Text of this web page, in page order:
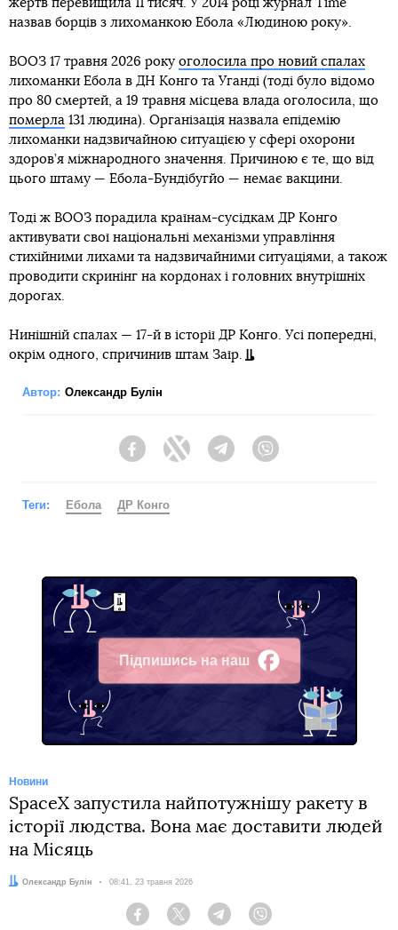
жертв перевищила 11 тисяч. У 2014 році журнал Time
назвав борців з лихоманкою Ебола «Людиною року».
ВООЗ 17 травня 2026 року оголосила про новий спалах
лихоманки Ебола в ДH Конго та Уганді (тоді було відомо
про 80 смертей, а 19 травня місцева влада оголосила, що
померла 131 людина). Організація назвала епідемію
лихоманки надзвичайною ситуацією у сфері охорони
здоров’я міжнародного значення. Причиною є те, що від
цього штаму — Ебола-Бундібугйо — немає вакцини.
Тоді ж ВООЗ порадила країнам-сусідкам ДР Конго
активувати свої національні механізми управління
стихійними лихами та надзвичайними ситуаціями, а також
проводити скринінг на кордонах і головних внутрішніх
дорогах.
Нинішній спалах — 17-й в історії ДР Конго. Усі попередні,
окрім одного, спричинив штам Заїр.
Автор: Олександр Булін
FacebookTwitter Telegram
Теги: Ебола ДР Конго
Підпишись на наш
Facebook
Новини
SpaceX запустила найпотужнішу ракету в
історії людства. Вона має доставити людей
на Місяць
Автор:
Олександр Булін Дата:
08:41, 23 травня 2026
Facebook Twitter Telegram